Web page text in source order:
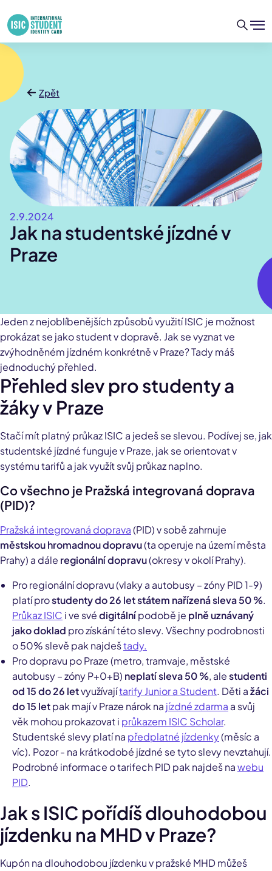
Zpět
2.9.2024
Jak na studentské jízdné v
Praze
Jeden z nejoblíbenějších způsobů využití ISIC je možnost
prokázat se jako student v dopravě. Jak se vyznat ve
zvýhodněném jízdném konkrétně v Praze? Tady máš
jednoduchý přehled.
Přehled slev pro studenty a
žáky v Praze
Stačí mít platný průkaz ISIC a jedeš se slevou. Podívej se, jak
studentské jízdné funguje v Praze, jak se orientovat v
systému tarifů a jak využít svůj průkaz naplno.
Co všechno je Pražská integrovaná doprava
(PID)?
Pražská integrovaná doprava(PID) v sobě zahrnuje
městskou hromadnou dopravu(ta operuje na území města
Prahy) a dále regionální dopravu(okresy v okolí Prahy).
Pro regionální dopravu (vlaky a autobusy – zóny PID 1-9)
platí prostudenty do 26 let státem nařízená sleva 50 %.
Průkaz ISIC i ve svédigitálnípodobě je plně uznávaný
jako doklad pro získání této slevy. Všechny podrobnosti
o 50% slevě pak najdeštady.
Pro dopravu po Praze (metro, tramvaje, městské
autobusy – zóny P+0+B) neplatí sleva 50 %, alestudenti
od 15 do 26 letvyužívajítarify Junior a Student. Děti ažáci
do 15 letpak mají v Praze nárok na jízdné zdarma a svůj
věk mohou prokazovat i průkazem ISIC Scholar.
Studentské slevy platí na předplatné jízdenky(měsíc a
víc). Pozor - na krátkodobé jízdné se tyto slevy nevztahují.
Podrobné informace o tarifech PID pak najdeš nawebu
PID.
Jak s ISIC pořídíš dlouhodobou
jízdenku na MHD v Praze?
Kupón na dlouhodobou jízdenku v pražské MHD můžeš